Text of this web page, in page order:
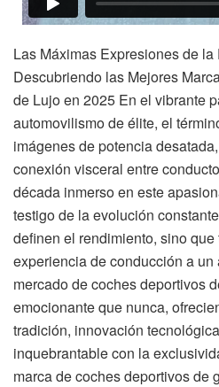
Las Máximas Expresiones de
Descubriendo las Mejores
de Lujo en 2025 En el vibrante
automovilismo de élite, el
imágenes de potencia
conexión visceral entre
década inmerso en este
testigo de la evolución
definen el rendimiento, sino
experiencia de conducción a un
mercado de coches deportivos
emocionante que nunca,
tradición, innovación
inquebrantable con la
marca de coches deportivos de